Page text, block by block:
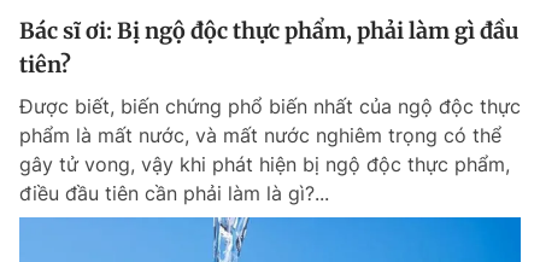
Bác sĩ ơi: Bị ngộ độc thực phẩm, phải làm gì đầu
tiên?
Được biết, biến chứng phổ biến nhất của ngộ độc thực
phẩm là mất nước, và mất nước nghiêm trọng có thể
gây tử vong, vậy khi phát hiện bị ngộ độc thực phẩm,
điều đầu tiên cần phải làm là gì?...